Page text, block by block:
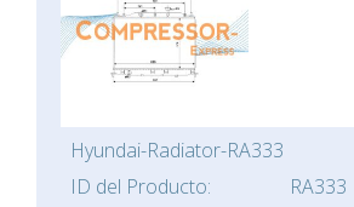
Hyundai-Radiator-RA333
ID del Producto:
RA333